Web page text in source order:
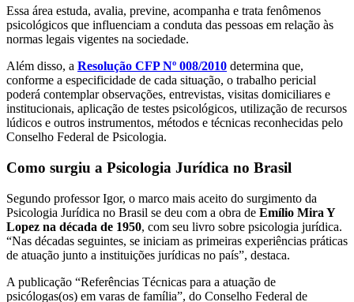
Essa área estuda, avalia, previne, acompanha e trata fenômenos
psicológicos que influenciam a conduta das pessoas em relação às
normas legais vigentes na sociedade.
Além disso, a Resolução CFP Nº 008/2010 determina que,
conforme a especificidade de cada situação, o trabalho pericial
poderá contemplar observações, entrevistas, visitas domiciliares e
institucionais, aplicação de testes psicológicos, utilização de recursos
lúdicos e outros instrumentos, métodos e técnicas reconhecidas pelo
Conselho Federal de Psicologia.
Como surgiu a Psicologia Jurídica no Brasil
Segundo professor Igor, o marco mais aceito do surgimento da
Psicologia Jurídica no Brasil se deu com a obra de Emílio Mira Y
Lopez na década de 1950, com seu livro sobre psicologia jurídica.
“Nas décadas seguintes, se iniciam as primeiras experiências práticas
de atuação junto a instituições jurídicas no país”, destaca.
A publicação “Referências Técnicas para a atuação de
psicólogas(os) em varas de família”, do Conselho Federal de